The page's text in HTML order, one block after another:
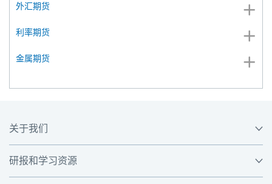
外汇期货
利率期货
金属期货
关于我们
研报和学习资源